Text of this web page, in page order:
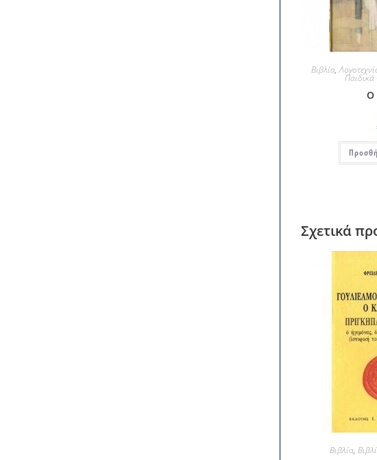
Βιβλία,
Παιδικά
Ο
Σχετικά
Βιβλία,